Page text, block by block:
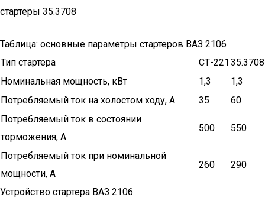
стартеры 35.3708
Таблица: основные параметры стартеров ВАЗ 2106
Тип стартера
СТ-221 35.3708
Номинальная мощность, кВт
1,3
1,3
Потребляемый ток на холостом ходу, А
35
60
Потребляемый ток в состоянии
торможения, А
500 550
Потребляемый ток при номинальной
мощности, А
260 290
Устройство стартера ВАЗ 2106